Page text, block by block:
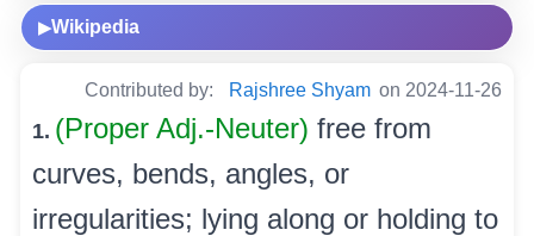
▶Wikipedia
Contributed by: Rajshree Shyam on 2024-11-26
1. (Proper Adj.-Neuter) free from
curves, bends, angles, or
irregularities; lying along or holding to